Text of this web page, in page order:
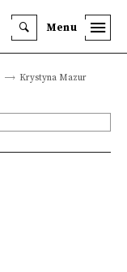
Menu
Krystyna Mazur